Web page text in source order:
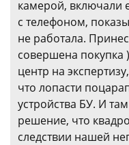
камерой, включали
с телефоном,
не работала.
совершена покупка
центр на
что лопасти
устройства БУ. И
решение, что
следствии нашей